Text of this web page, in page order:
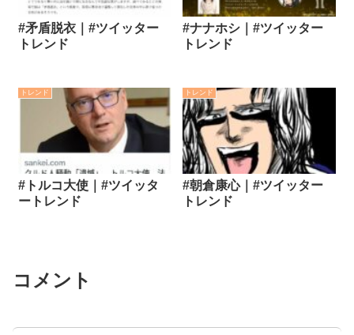
#矛盾脱衣｜#ツイッター
トレンド
#ナナホシ｜#ツイッター
トレンド
トレンド
#トルコ大使｜#ツイッタ
ートレンド
トレンド
#朝倉康心｜#ツイッター
トレンド
コメント